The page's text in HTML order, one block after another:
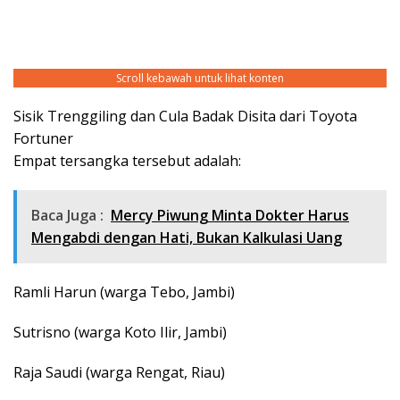
Scroll kebawah untuk lihat konten
Sisik Trenggiling dan Cula Badak Disita dari Toyota
Fortuner
Empat tersangka tersebut adalah:
Baca Juga : Mercy Piwung Minta Dokter Harus
Mengabdi dengan Hati, Bukan Kalkulasi Uang
Ramli Harun (warga Tebo, Jambi)
Sutrisno (warga Koto Ilir, Jambi)
Raja Saudi (warga Rengat, Riau)